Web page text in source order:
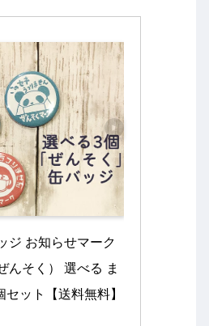
ジ お知らせマーク
んそく） 選べる ま
セット【送料無料】